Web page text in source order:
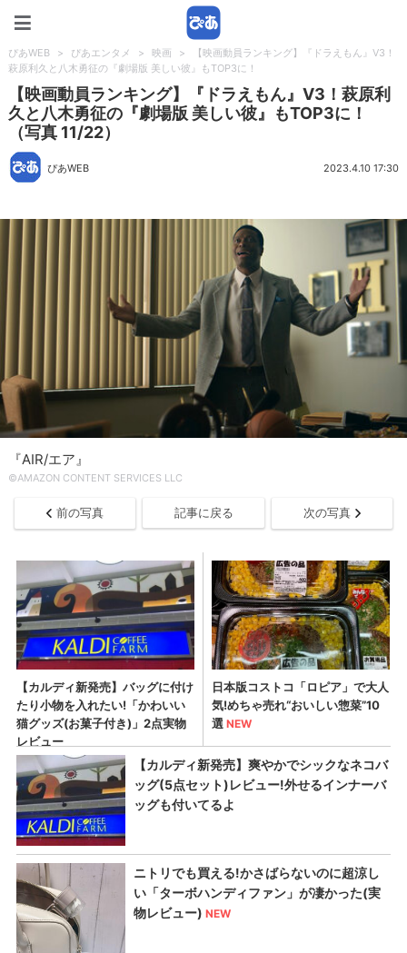
ぴあWEB > ぴあエンタメ > 映画 >
【映画動員ランキング】『ドラえもん』V3！
萩原利久と八木勇征の『劇場版 美しい彼』もTOP3に！
【映画動員ランキング】『ドラえもん』V3！萩原利
久と八木勇征の『劇場版 美しい彼』もTOP3に！
（写真 11/22）
ぴあWEB 2023.4.10 17:30
『AIR/エア』
©AMAZON CONTENT SERVICES LLC
前の写真 記事に戻る 次の写真